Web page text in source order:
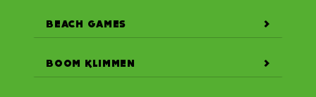
BEACH GAMES
BOOM KLIMMEN